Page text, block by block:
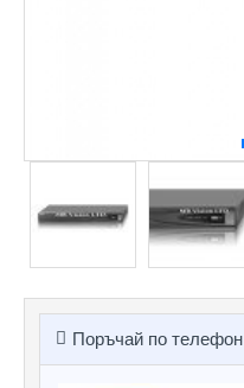
Поръчай по телефон